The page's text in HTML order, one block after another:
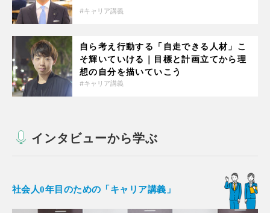
キャリア講義
自ら考え行動する「自走できる人材」こ
そ輝いていける｜目標と計画立てから理
想の自分を描いていこう
キャリア講義
インタビューから学ぶ
社会人0年目のための「キャリア講義」